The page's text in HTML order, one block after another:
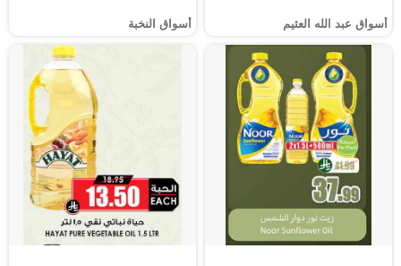
أسواق عبد الله العثيم أسواق النخبة